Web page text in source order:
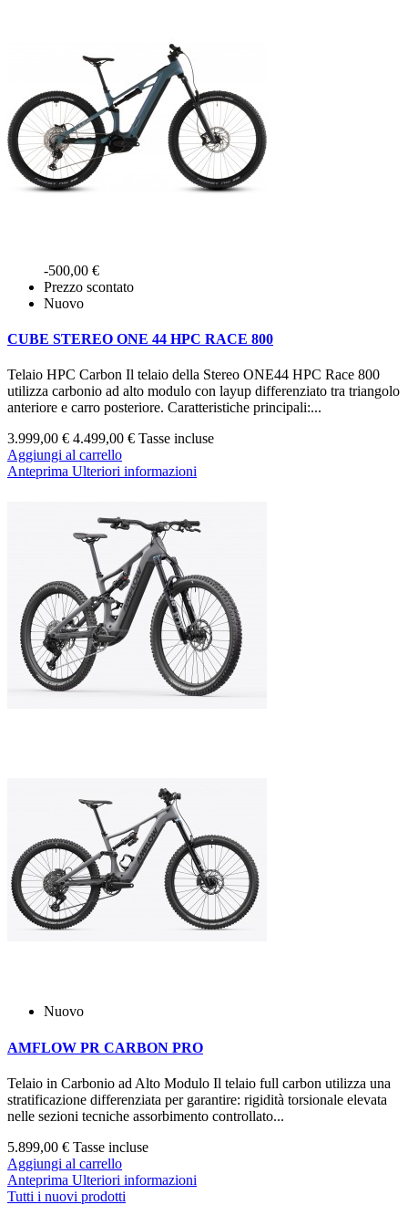
-500,00 €
Prezzo scontato
Nuovo
CUBE STEREO ONE 44 HPC RACE 800
Telaio HPC Carbon Il telaio della Stereo ONE44 HPC Race 800
utilizza carbonio ad alto modulo con layup differenziato tra triangolo
anteriore e carro posteriore. Caratteristiche principali:...
3.999,00 € 4.499,00 € Tasse incluse
Aggiungi al carrello
Anteprima Ulteriori informazioni
Nuovo
AMFLOW PR CARBON PRO
Telaio in Carbonio ad Alto Modulo Il telaio full carbon utilizza una
stratificazione differenziata per garantire: rigidità torsionale elevata
nelle sezioni tecniche assorbimento controllato...
5.899,00 € Tasse incluse
Aggiungi al carrello
Anteprima Ulteriori informazioni
Tutti i nuovi prodotti